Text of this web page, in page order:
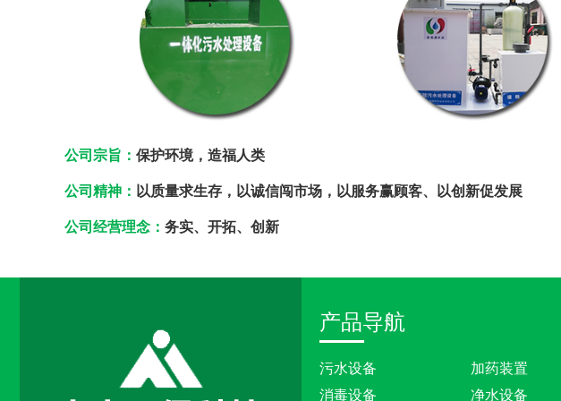
公司宗旨： 保护环境，造福人类
公司精神： 以质量求生存，以诚信闯市场，以服务赢顾客、以创新促发展
公司经营理念： 务实、开拓、创新
产品导航
污水设备
加药装置
消毒设备
净水设备